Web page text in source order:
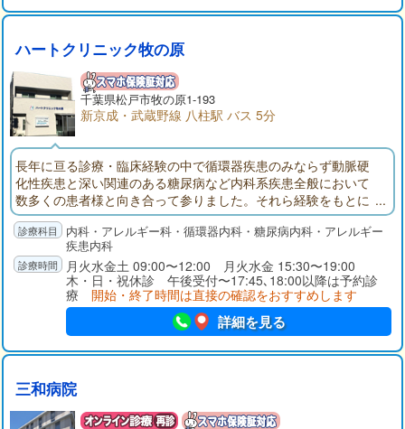
ハートクリニック牧の原
千葉県松戸市牧の原1-193
新京成・武蔵野線 八柱駅 バス 5分
長年に亘る診療・臨床経験の中で循環器疾患のみならず動脈硬
化性疾患と深い関連のある糖尿病など内科系疾患全般において
数多くの患者様と向き合って参りました。それら経験をもとに
地域の皆様から信頼されるホームドクターとして地域医療に貢
献したく考えております。予防医療・健康不安など気になる事
があれば何でも相談できるクリニックを目指して参ります。ど
うぞ宜しくお願い申し上げます。
内科・アレルギー科・循環器内科・糖尿病内科・アレルギー
疾患内科
月火水金土 09:00〜12:00 月火水金 15:30〜19:00
木・日・祝休診 午後受付〜17:45､18:00以降は予約診
療 開始・終了時間は直接の確認をおすすめします
詳細を見る
三和病院